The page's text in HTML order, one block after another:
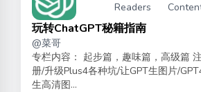
Readers
玩转ChatGPT秘籍指南
@菜哥
专栏内容： 起步篇，趣味篇，高级篇
册/升级Plus4各种坑/让GPT生图片/
生高清图...